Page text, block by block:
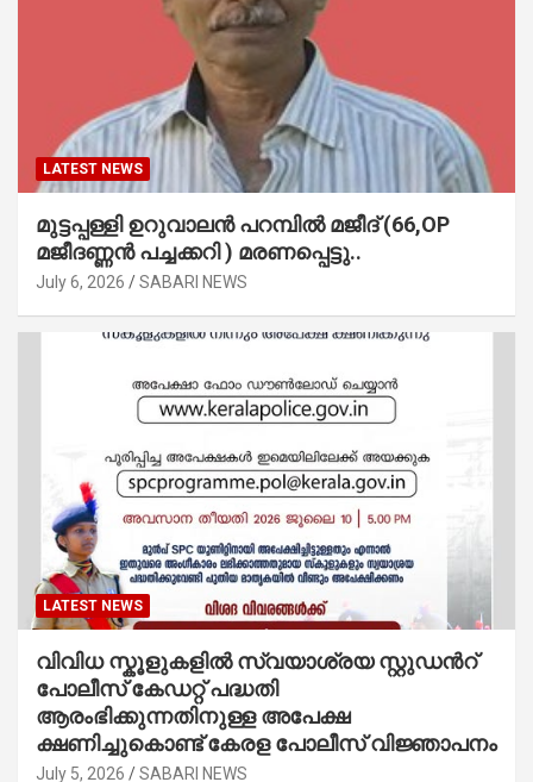
LATEST NEWS
മുട്ടപ്പള്ളി ഉറുവാലൻ പറമ്പിൽ മജീദ് (66,OP
മജീദണ്ണൻ പച്ചക്കറി ) മരണപ്പെട്ടു..
July 6, 2026 SABARI NEWS
LATEST NEWS
വിവിധ സ്കൂളുകളില്‍ സ്വയാശ്രയ സ്റ്റുഡന്‍റ്
പോലീസ് കേഡറ്റ് പദ്ധതി
ആരംഭിക്കുന്നതിനുള്ള അപേക്ഷ
ക്ഷണിച്ചുകൊണ്ട് കേരള പോലീസ് വിജ്ഞാപനം
July 5, 2026 SABARI NEWS